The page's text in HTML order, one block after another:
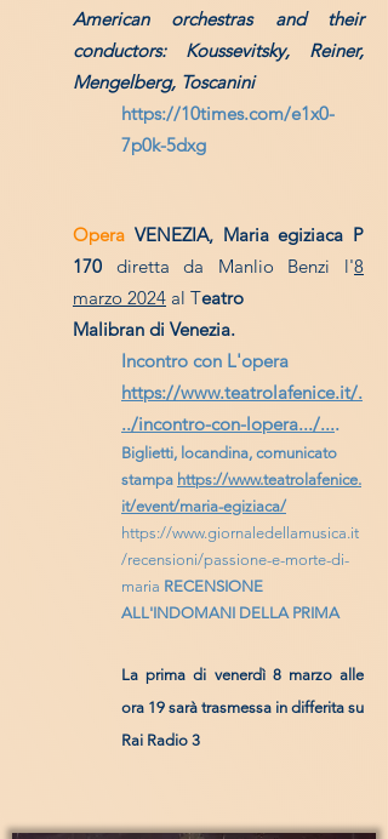
American orchestras and their
conductors: Koussevitsky, Reiner,
Mengelberg, Toscanini
https://10times.com/e1x0-
7p0k-5dxg
Opera VENEZIA, Maria egiziaca P
170 diretta da Manlio Benzi l'8
marzo 2024 al Teatro
Malibran di Venezia.
Incontro con L'opera ​
https://www.teatrolafenice.it/.
../incontro-con-lopera.../....
Biglietti, locandina, comunicato
stampa https://www.teatrolafenice.
it/event/maria-egiziaca/
https://www.giornaledellamusica.it
/recensioni/passione-e-morte-di-
maria RECENSIONE
ALL'INDOMANI DELLA PRIMA
La prima di venerdì 8 marzo alle
ora 19 sarà trasmessa in differita su
Rai Radio 3